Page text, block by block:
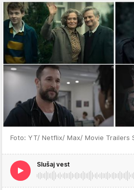
Foto: YT/ Netflix/ Max/ Movie Trailers
Slušaj vest